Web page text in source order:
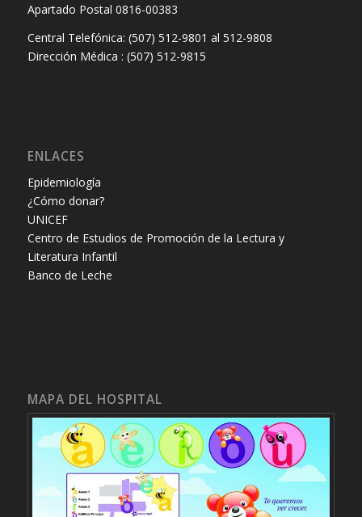
Apartado Postal 0816-00383
Central Telefónica: (507) 512-9801 al 512-9808
Dirección Médica : (507) 512-9815
ENLACES
Epidemiología
¿Cómo donar?
UNICEF
Centro de Estudios de Promoción de la Lectura y
Literatura Infantil
Banco de Leche
MAPA DEL HOSPITAL